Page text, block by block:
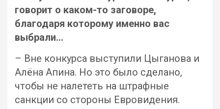
говорит о каком-то заговоре,
благодаря которому именно вас
выбрали…
– Вне конкурса выступили Цыганова и
Алёна Апина. Но это было сделано,
чтобы не налететь на штрафные
санкции со стороны Евровидения.